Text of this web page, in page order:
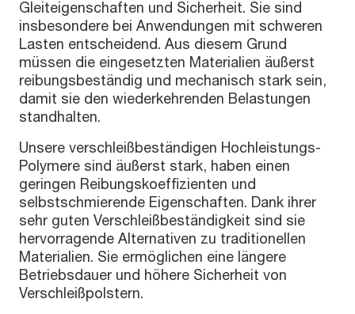
Gleiteigenschaften und Sicherheit. Sie sind
insbesondere bei Anwendungen mit schweren
Lasten entscheidend. Aus diesem Grund
müssen die eingesetzten Materialien äußerst
reibungsbeständig und mechanisch stark sein,
damit sie den wiederkehrenden Belastungen
standhalten.
Unsere verschleißbeständigen Hochleistungs-
Polymere sind äußerst stark, haben einen
geringen Reibungskoeffizienten und
selbstschmierende Eigenschaften. Dank ihrer
sehr guten Verschleißbeständigkeit sind sie
hervorragende Alternativen zu traditionellen
Materialien. Sie ermöglichen eine längere
Betriebsdauer und höhere Sicherheit von
Verschleißpolstern.